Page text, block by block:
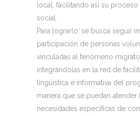
local, facilitando así su
social.
Para lograrlo, se busca seguir
participación de personas
vinculadas al fenómeno
integrándolas en la red de
lingüística e informativa del
manera que se puedan atender
necesidades específicas de